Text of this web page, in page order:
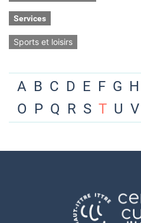
Services
Sports et loisirs
A B C D E F G H
O P Q R S T U V